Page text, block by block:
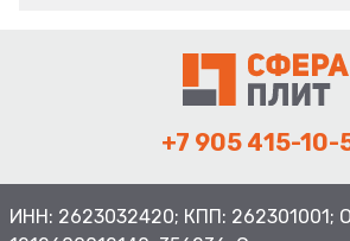
+7 905 415-10-
ИНН: 2623032420; КПП: 262301001;